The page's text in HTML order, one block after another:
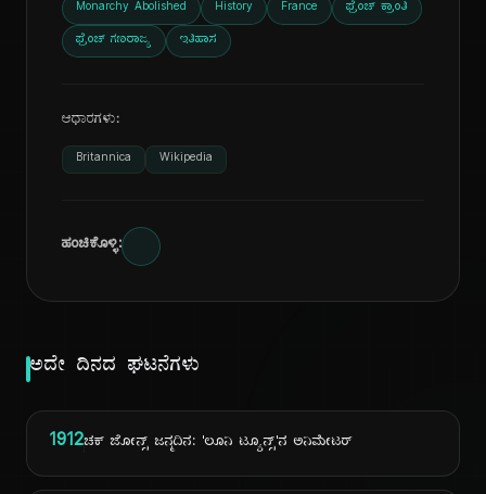
Monarchy Abolished History France ಫ್ರೆಂಚ್ ಕ್ರಾಂತಿ
ಫ್ರೆಂಚ್ ಗಣರಾಜ್ಯ ಇತಿಹಾಸ
ಆಧಾರಗಳು:
Britannica Wikipedia
ಹಂಚಿಕೊಳ್ಳಿ:
ಅದೇ ದಿನದ ಘಟನೆಗಳು
1912ಚಕ್ ಜೋನ್ಸ್ ಜನ್ಮದಿನ: 'ಲೂನಿ ಟ್ಯೂನ್ಸ್'ನ ಅನಿಮೇಟರ್